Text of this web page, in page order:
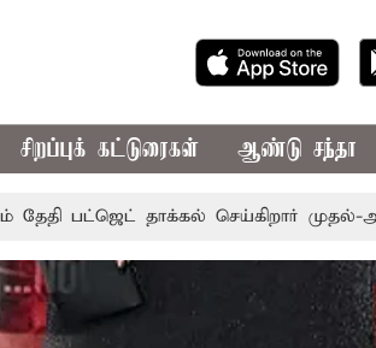
சிறப்புக் கட்டுரைகள் ஆண்டு சந்தா
செய்கிறார் முதல்-அமைச்சர் ரங்கசாமி